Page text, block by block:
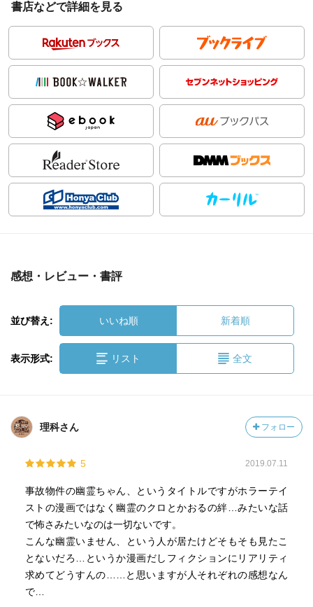
書店などで詳細を見る
感想・レビュー・書評
並び替え: いいね順 新着順
表示形式: リスト 全文
理科さん フォロー
5 2019.07.11
事故物件の幽霊ちゃん、というタイトルですがホラーテイ
ストの漫画ではなく幽霊のクロとかおるの絆…みたいな話
で怖さみたいなのは一切ないです。
こんな幽霊いません、という人が居たけどそもそも見たこ
とないだろ…というか漫画だしフィクションにリアリティ
求めてどうすんの……と思いますが人それぞれの感想なん
で…